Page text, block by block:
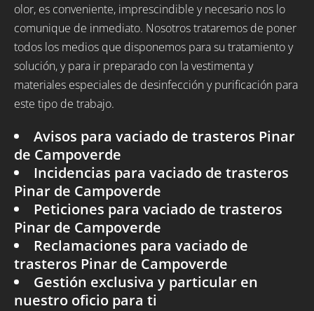
olor, es conveniente, imprescindible y necesario nos lo
comunique de inmediato. Nosotros trataremos de poner
todos los medios que disponemos para su tratamiento y
solución, y para ir preparado con la vestimenta y
materiales especiales de desinfección y purificación para
este tipo de trabajo.
Avisos para vaciado de trasteros Pinar
de Campoverde
Incidencias para vaciado de trasteros
Pinar de Campoverde
Peticiones para vaciado de trasteros
Pinar de Campoverde
Reclamaciones para vaciado de
trasteros Pinar de Campoverde
Gestión exclusiva y particular en
nuestro oficio para ti